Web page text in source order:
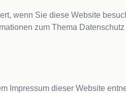
wenn Sie diese Website
zum Thema
Impressum dieser Website